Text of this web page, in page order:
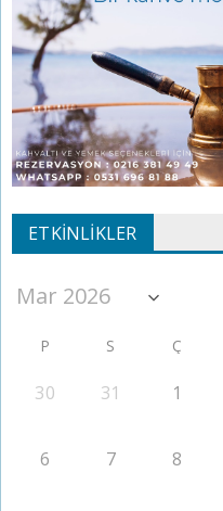
ETKINLIKLER
P S Ç
30 31 1
6 7 8